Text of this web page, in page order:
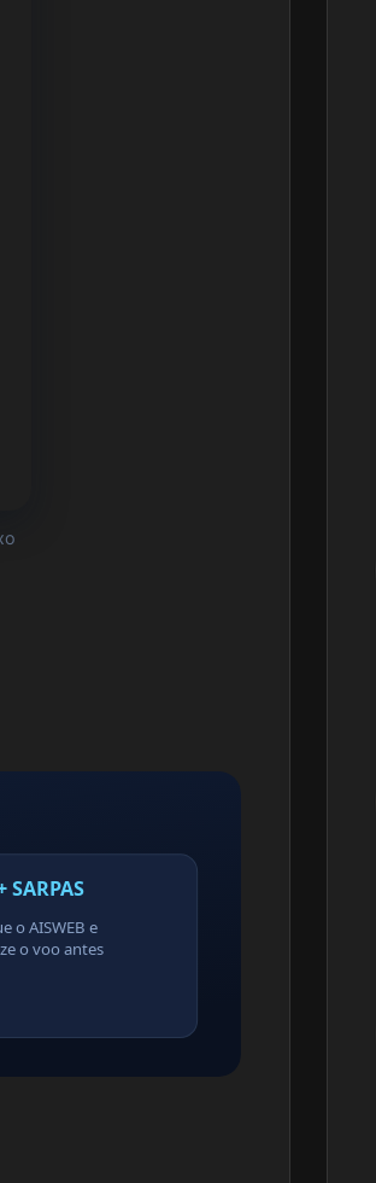
SARPAS
o AISWEB e
o voo antes